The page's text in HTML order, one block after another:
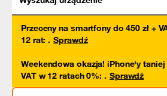
Przeceny na smartfony do 450 zł +
12 rat: . Sprawdź
Weekendowa okazja! iPhone'y taniej
VAT w 12 ratach 0%: . Sprawdź